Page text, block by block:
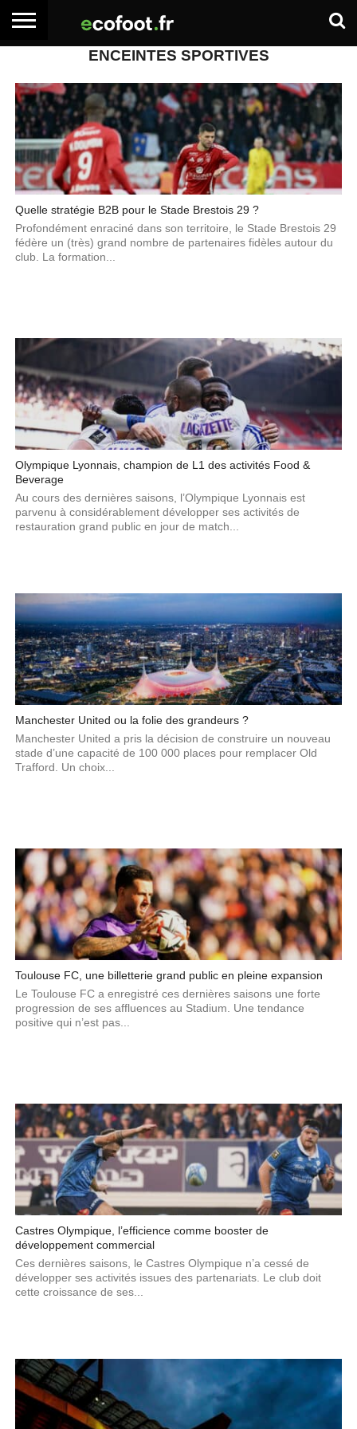
OUTILS
ENCEINTES SPORTIVES
Quelle stratégie B2B pour le Stade Brestois 29 ?
Profondément enraciné dans son territoire, le Stade Brestois 29
fédère un (très) grand nombre de partenaires fidèles autour du
club. La formation...
Olympique Lyonnais, champion de L1 des activités Food &
Beverage
Au cours des dernières saisons, l’Olympique Lyonnais est
parvenu à considérablement développer ses activités de
restauration grand public en jour de match...
Manchester United ou la folie des grandeurs ?
Manchester United a pris la décision de construire un nouveau
stade d’une capacité de 100 000 places pour remplacer Old
Trafford. Un choix...
Toulouse FC, une billetterie grand public en pleine expansion
Le Toulouse FC a enregistré ces dernières saisons une forte
progression de ses affluences au Stadium. Une tendance
positive qui n’est pas...
Castres Olympique, l’efficience comme booster de
développement commercial
Ces dernières saisons, le Castres Olympique n’a cessé de
développer ses activités issues des partenariats. Le club doit
cette croissance de ses...